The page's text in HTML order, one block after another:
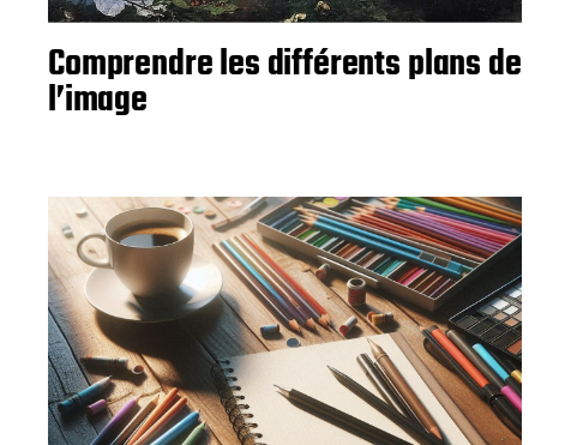
Comprendre les différents plans de
l’image